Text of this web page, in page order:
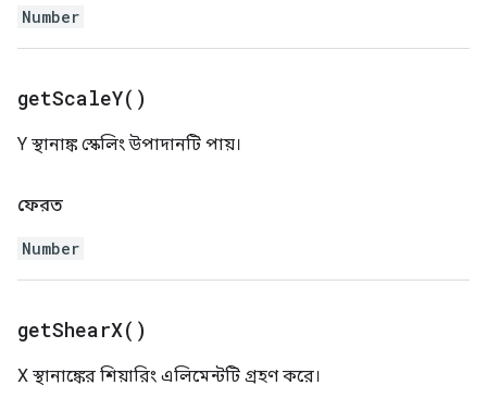
Number
getScaleY( )
Y স্থানাঙ্ক স্কেলিং উপাদানটি পায়।
ফেরত
Number
getShearX( )
X স্থানাঙ্কের শিয়ারিং এলিমেন্টটি গ্রহণ করে।